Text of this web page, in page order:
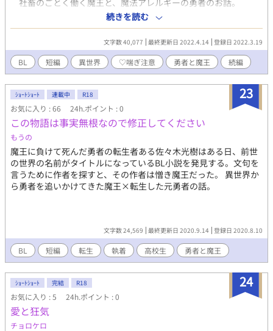
社畜のごとく働く魔王と、魔法アレルギーの勇者のお話。
――魔王であるシドは身体を張っていた。民の貞操と魔界の平和
のために。 突如として現れた男は、勇者アレスと名乗った。
魔法が効かないばかりか、受けた魔力を腕力と性欲にして蓄積
してしまう男は魔界の脅威である。 だからシドは敢えて彼を魔
物と偽り、配下とした。 『ご褒美』として、アレスの夜の相手
をさせられることと引き換えに……。 そんな日々の中、魔城に
とある来訪者が足を踏み入れた。 シドの遠い親類にあたる魔
女、ファルサ。 彼女は魔界の東部地方を統治していて、先代魔
王 (前任者)の娘。 シドのやることなすことが気に食わないの
か、いつもイチャモンつけていびってくる。イジワル姑のような
女。 ……彼女がやってきたことで新たなトラブルが巻
き起こる。 転生勇者 (脳筋ヤンデレ？) × 忙殺魔王(慢性過労)
の、ドタバタエロBL。 ※♡喘ぎあり ※性癖に忠実 ※地
雷原の可能性あり。さすれば回れ右！
続きを読む
文字数 40,077 最終更新日 2022.4.14 登録日 2022.3.19
BL 短編 異世界 ♡喘ぎ注意 勇者と魔王 続編
23
ｼｮｰﾄｼｮｰﾄ 連載中 R18
お気に入り : 66 24h.ポイント : 0
この物語は事実無根なので修正してください
もうの
魔王に負けて死んだ勇者の転生者ある佐々木光樹はある日、前世
の世界の名前がタイトルになっているBL小説を発見する。文句を
言うために作者を探すと、その作者は憎き魔王だった。 異世界か
ら勇者を追いかけてきた魔王×転生した元勇者の話。
文字数 24,569 最終更新日 2020.9.14 登録日 2020.8.10
BL 短編 転生 執着 高校生 勇者と魔王
24
ｼｮｰﾄｼｮｰﾄ 完結 R18
お気に入り : 5 24h.ポイント : 0
愛と狂気
チョロケロ